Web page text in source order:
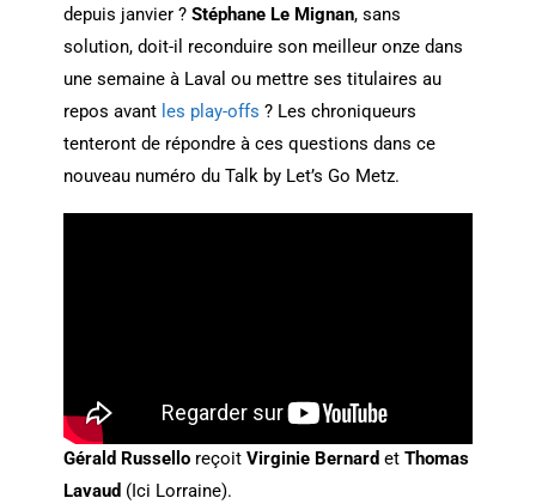
depuis janvier ? Stéphane Le Mignan, sans
solution, doit-il reconduire son meilleur onze dans
une semaine à Laval ou mettre ses titulaires au
repos avant les play-offs ? Les chroniqueurs
tenteront de répondre à ces questions dans ce
nouveau numéro du Talk by Let’s Go Metz.
Gérald Russelloreçoit Virginie Bernard et Thomas
Lavaud (Ici Lorraine).